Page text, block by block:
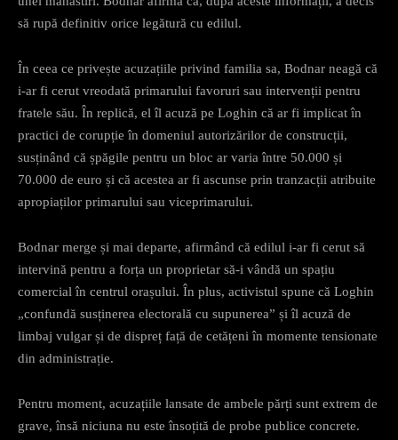
să rupă definitiv orice legătură cu edilul.
În ceea ce privește acuzațiile privind familia sa, Bodnar neagă că
i-ar fi cerut vreodată primarului favoruri sau intervenții pentru
fratele său. În replică, el îl acuză pe Loghin că ar fi implicat în
practici de corupție în domeniul autorizărilor de construcții,
susținând că șpăgile pentru un bloc ar varia între 50.000 și
70.000 de euro și că acestea ar fi ascunse prin tranzacții atribuite
apropiaților primarului sau viceprimarului.
Bodnar merge și mai departe, afirmând că edilul i-ar fi cerut să
intervină pentru a forța un proprietar să-i vândă un spațiu
comercial în centrul orașului. În plus, activistul spune că Loghin
„confundă susținerea electorală cu supunerea” și îl acuză de
limbaj vulgar și de dispreț față de cetățeni în momente tensionate
din administrație.
Pentru moment, acuzațiile lansate de ambele părți sunt extrem de
grave, însă niciuna nu este însoțită de probe publice concrete.